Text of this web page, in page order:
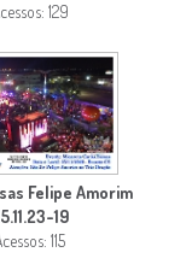
129
Felipe Amorim
19
115